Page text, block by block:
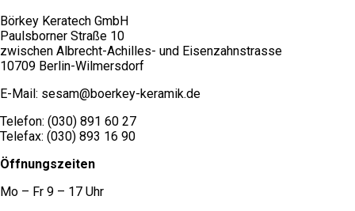
Börkey Keratech GmbH
Paulsborner Straße 10
zwischen Albrecht-Achilles- und Eisenzahnstrasse
10709 Berlin-Wilmersdorf
E-Mail: sesam@boerkey-keramik.de
Telefon: (030) 891 60 27
Telefax: (030) 893 16 90
Öffnungszeiten
Mo – Fr 9 – 17 Uhr